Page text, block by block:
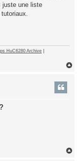
juste une liste
HuC6280 Archive